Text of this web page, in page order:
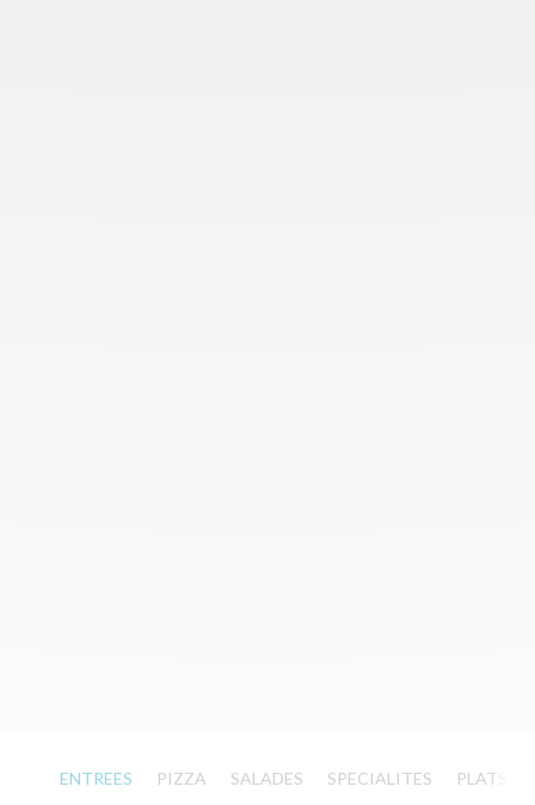
ENTREES PIZZA SALADES SPECIALITES PLATS